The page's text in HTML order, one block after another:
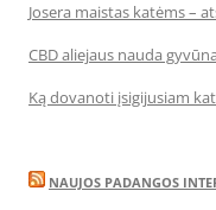
Josera maistas katėms –
CBD aliejaus nauda
Ką dovanoti įsigijusiam
NAUJOS PADANGOS